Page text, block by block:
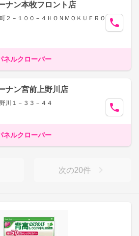
ナン本牧フロント店
２－１００－４ＨＯＮＭＯＫＵＦＲＯ
ネルクローバー
ナン宮前上野川店
川１－３３－４４
ネルクローバー
次の20件